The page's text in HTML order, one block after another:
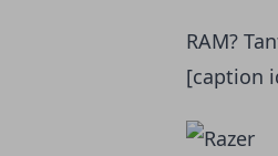
RAM?
[caption